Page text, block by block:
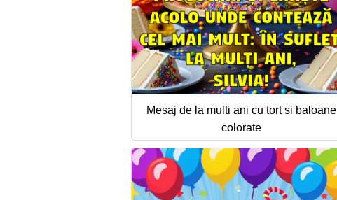
Mesaj de la multi ani cu tort si baloane
colorate